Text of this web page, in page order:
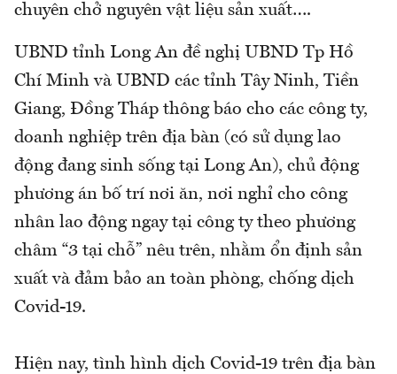
chuyên chở nguyên vật liệu sản xuất….
UBND tỉnh Long An đề nghị UBND Tp Hồ
Chí Minh và UBND các tỉnh Tây Ninh, Tiền
Giang, Đồng Tháp thông báo cho các công ty,
doanh nghiệp trên địa bàn (có sử dụng lao
động đang sinh sống tại Long An), chủ động
phương án bố trí nơi ăn, nơi nghỉ cho công
nhân lao động ngay tại công ty theo phương
châm “3 tại chỗ” nêu trên, nhằm ổn định sản
xuất và đảm bảo an toàn phòng, chống dịch
Covid-19.
Hiện nay, tình hình dịch Covid-19 trên địa bàn